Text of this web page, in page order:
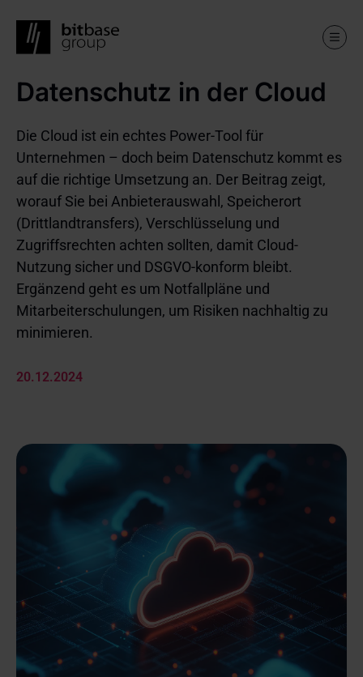
Skip
content
Datenschutz in der Cloud
Die Cloud ist ein echtes Power-Tool für
Unternehmen – doch beim Datenschutz kommt es
auf die richtige Umsetzung an. Der Beitrag zeigt,
worauf Sie bei Anbieterauswahl, Speicherort
(Drittlandtransfers), Verschlüsselung und
Zugriffsrechten achten sollten, damit Cloud-
Nutzung sicher und DSGVO-konform bleibt.
Ergänzend geht es um Notfallpläne und
Mitarbeiterschulungen, um Risiken nachhaltig zu
minimieren.
20.12.2024